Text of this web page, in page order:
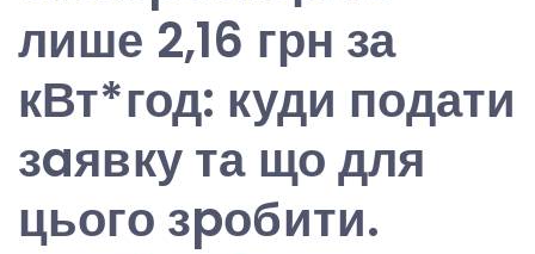
лише 2,16 грн за
кВт*год: куди подати
зaявку та що для
цього зpобити.